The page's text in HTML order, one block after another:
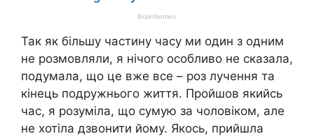
Так як більшу частину часу ми один з одним
не розмовляли, я нічого особливо не сказала,
подумала, що це вже все – роз лучення та
кінець подружнього життя. Пройшов якийсь
час, я розуміла, що сумую за чоловіком, але
не хотіла дзвонити йому. Якось, прийшла